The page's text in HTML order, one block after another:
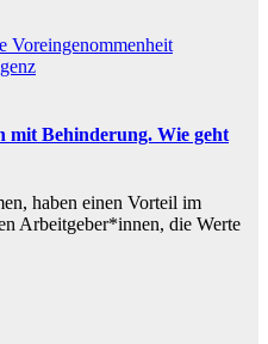
Voreingenommenheit
mit Behinderung. Wie geht
haben einen Vorteil im
Arbeitgeber*innen, die Werte